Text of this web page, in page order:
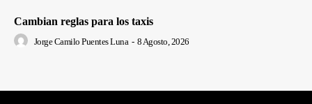
Cambian reglas para los taxis
Jorge Camilo Puentes Luna - 8 Agosto, 2026